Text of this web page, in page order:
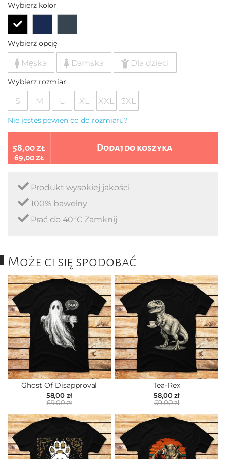
Wybierz kolor
Wybierz opcję
Męska Damska Dla dzieci
Wybierz rozmiar
S M L XL XXL 3XL
Nie jesteś pewien co do rozmiaru?
58,00 zł
69,00 zł
Dodaj do koszyka
Produkt wysokiej jakości
100% bawełny
Prać do 40°C Zamknij
Może ci się spodobać
Ghost Of Disapproval
58,00 zł
69,00 zł
Tea-Rex
58,00 zł
69,00 zł